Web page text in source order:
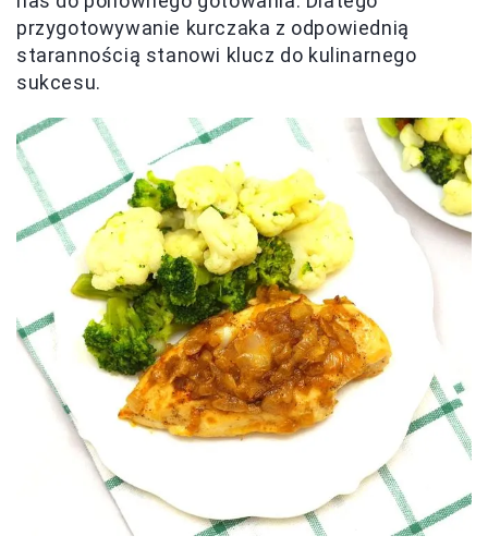
przygotowywanie kurczaka z odpowiednią
starannością stanowi klucz do kulinarnego
sukcesu.